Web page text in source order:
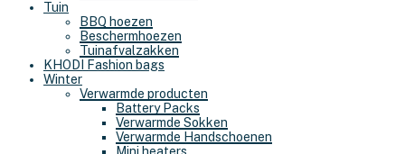
Tuin
BBQ hoezen
Beschermhoezen
Tuinafvalzakken
KHODI Fashion bags
Winter
Verwarmde producten
Battery Packs
Verwarmde Sokken
Verwarmde Handschoenen